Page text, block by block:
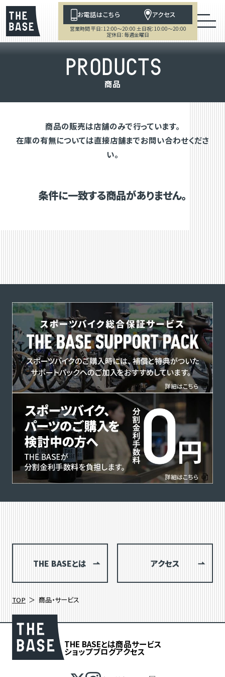
お電話はこちら アクセス
営業時間 平日：12:00～20:00 土日祝：10:00～20:00
定休日：毎週金曜日
PRODUCTS
商品
商品の販売は店舗のみで行っています。
在庫の有無については直接店舗までお問い合わせくださ
い。
条件に一致する商品がありません。
THE BASEとは アクセス
TOP 商品・サービス
THE BASEとは商品サービス
ショップブログアクセス